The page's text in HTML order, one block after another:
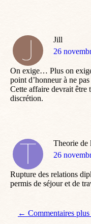
Jill
dit
26
On exige… Plus on
point d’honneur à ne pas
Cette affaire devrait être
discrétion.
Theorie de
dit
26
Rupture des relations
permis de séjour et de
Navigation de
← Commentaires plus